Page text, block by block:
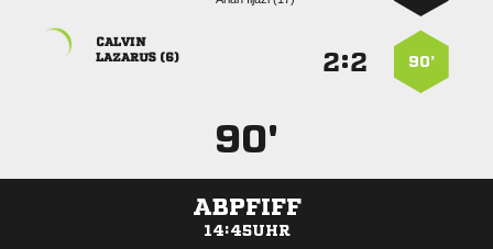
90’
:

 
90'
ABPFIFF
14:45UHR